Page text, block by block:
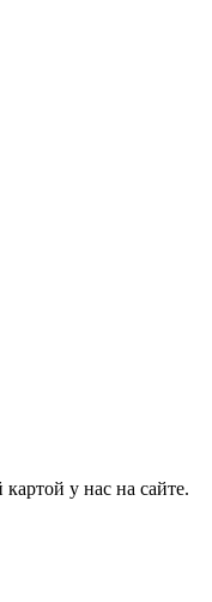
у нас на сайте.